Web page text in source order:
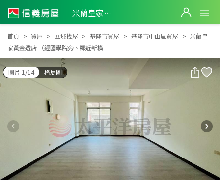
米蘭皇家黃金透店 （經國學院旁、鄰近新橫
米蘭皇家黃金透店 （經國學院旁、鄰近新橫
首頁 買屋 區域找屋 基隆市買屋 基隆市中山區買屋
米蘭皇
家黃金透店 （經國學院旁、鄰近新橫
圖片 1/14 格局圖